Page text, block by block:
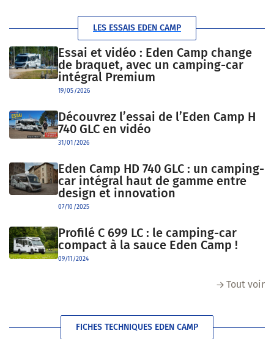
LES ESSAIS EDEN CAMP
Essai et vidéo : Eden Camp change
de braquet, avec un camping-car
intégral Premium
19/05/2026
Découvrez l’essai de l’Eden Camp H
740 GLC en vidéo
31/01/2026
Eden Camp HD 740 GLC : un camping-
car intégral haut de gamme entre
design et innovation
07/10/2025
Profilé C 699 LC : le camping-car
compact à la sauce Eden Camp !
09/11/2024
Tout voir
FICHES TECHNIQUES EDEN CAMP